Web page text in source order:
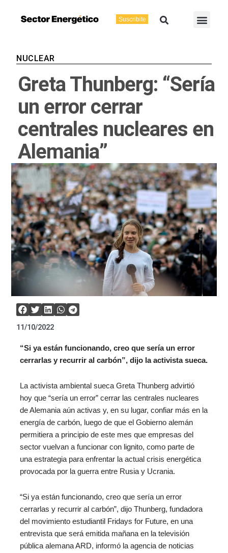
Suscribite Buscar
NUCLEAR
Greta Thunberg: “Sería
un error cerrar
centrales nucleares en
Alemania”
11/10/2022
“Si ya están funcionando, creo que sería un error
cerrarlas y recurrir al carbón”, dijo la activista sueca.
La activista ambiental sueca Greta Thunberg advirtió
hoy que “sería un error” cerrar las centrales nucleares
de Alemania aún activas y, en su lugar, confiar más en la
energía de carbón, luego de que el Gobierno alemán
permitiera a principio de este mes que empresas del
sector vuelvan a funcionar con lignito, como parte de
una estrategia para enfrentar la actual crisis energética
provocada por la guerra entre Rusia y Ucrania.
“Si ya están funcionando, creo que sería un error
cerrarlas y recurrir al carbón”, dijo Thunberg, fundadora
del movimiento estudiantil Fridays for Future, en una
entrevista que será emitida mañana en la televisión
pública alemana ARD, informó la agencia de noticias